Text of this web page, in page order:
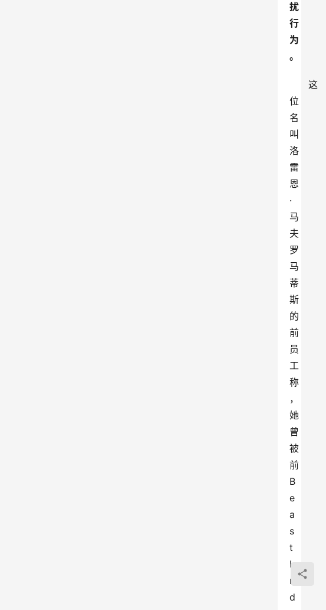
扰
行
为
。
这
位
名
叫
洛
雷
恩
·
马
夫
罗
马
蒂
斯
的
前
员
工
称
，
她
曾
被
前
B
e
a
s
t
I
n
d